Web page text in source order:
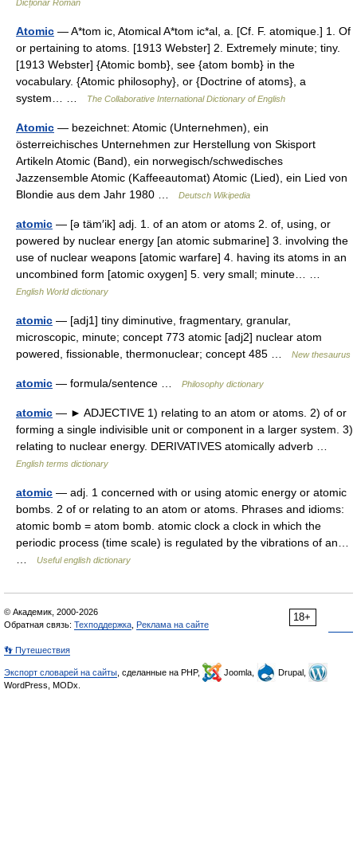
Dicționar Român
Atomic — A*tom ic, Atomical A*tom ic*al, a. [Cf. F. atomique.] 1. Of
or pertaining to atoms. [1913 Webster] 2. Extremely minute; tiny.
[1913 Webster] {Atomic bomb}, see {atom bomb} in the
vocabulary. {Atomic philosophy}, or {Doctrine of atoms}, a
system… …
The Collaborative International Dictionary of English
Atomic — bezeichnet: Atomic (Unternehmen), ein
österreichisches Unternehmen zur Herstellung von Skisport
Artikeln Atomic (Band), ein norwegisch/schwedisches
Jazzensemble Atomic (Kaffeeautomat) Atomic (Lied), ein Lied von
Blondie aus dem Jahr 1980 …
Deutsch Wikipedia
atomic — [ə täm′ik] adj. 1. of an atom or atoms 2. of, using, or
powered by nuclear energy [an atomic submarine] 3. involving the
use of nuclear weapons [atomic warfare] 4. having its atoms in an
uncombined form [atomic oxygen] 5. very small; minute… …
English World dictionary
atomic — [adj1] tiny diminutive, fragmentary, granular,
microscopic, minute; concept 773 atomic [adj2] nuclear atom
powered, fissionable, thermonuclear; concept 485 …
New thesaurus
atomic — formula/sentence … Philosophy dictionary
atomic — ► ADJECTIVE 1) relating to an atom or atoms. 2) of or
forming a single indivisible unit or component in a larger system. 3)
relating to nuclear energy. DERIVATIVES atomically adverb …
English terms dictionary
atomic — adj. 1 concerned with or using atomic energy or atomic
bombs. 2 of or relating to an atom or atoms. Phrases and idioms:
atomic bomb = atom bomb. atomic clock a clock in which the
periodic process (time scale) is regulated by the vibrations of an…
Useful english dictionary
18+
© Академик, 2000-2026
Обратная связь: Техподдержка Реклама на сайте
👣 Путешествия
Экспорт словарей на сайты , сделанные на PHP, Joomla,
Drupal,
WordPress, MODx.